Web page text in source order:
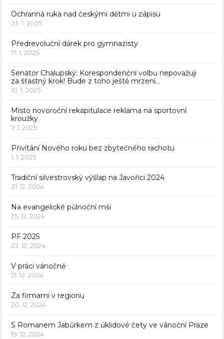
Ochranná ruka nad českými dětmi u zápisu
23. 1. 2025
Předrevoluční dárek pro gymnazisty
17. 1. 2025
Senátor Chalupský: Korespondenční volbu nepovažuji
za šťastný krok! Bude z toho ještě mrzení…
10. 1. 2025
Místo novoroční rekapitulace reklama na sportovní
kroužky
7. 1. 2025
Přivítání Nového roku bez zbytečného rachotu
1. 1. 2025
Tradiční silvestrovský výšlap na Javořici 2024
31. 12. 2024
Na evangelické půlnoční mši
25. 12. 2024
PF 2025
23. 12. 2024
V práci vánočně
21. 12. 2024
Za firmami v regionu
20. 12. 2024
S Romanem Jabůrkem z úklidové čety ve vánoční Praze
19. 12. 2024